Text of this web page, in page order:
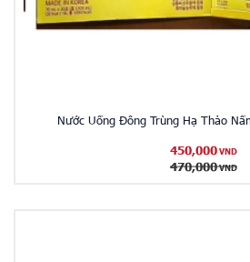
Nước Uống Đông Trùng Hạ Thảo
450,000 VND
470,000 VND